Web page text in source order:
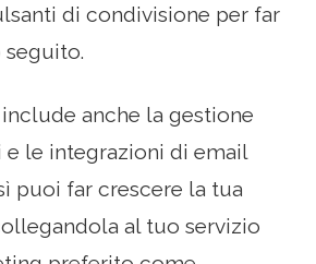
di condivisione per far
anche la gestione
le integrazioni di email
puoi far crescere la tua
al tuo servizio